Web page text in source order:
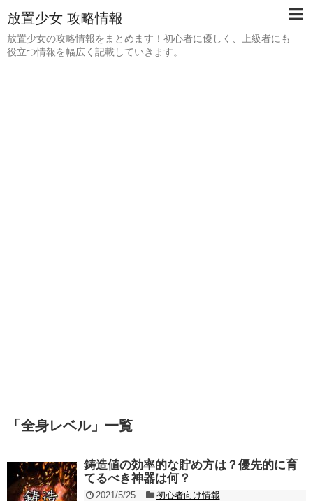
放置少女 攻略情報
放置少女の攻略情報をまとめます！初心者に優しく、上級者にも
役立つ情報を幅広く記載していきます。
「 全身レベル」 一覧
鋳造値の効率的な貯め方は？優先的に育
てるべき神器は何？
2021/5/25
初心者向け情報